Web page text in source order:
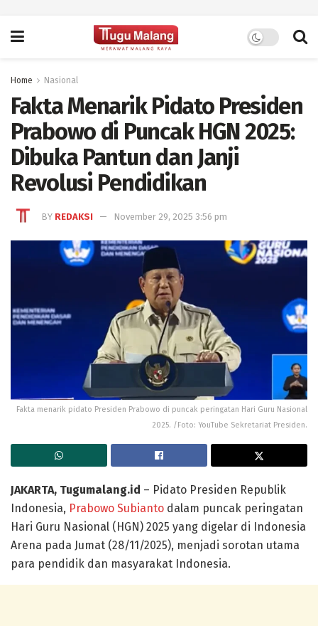
Home Nasional
Fakta Menarik Pidato Presiden
Prabowo di Puncak HGN 2025:
Dibuka Pantun dan Janji
Revolusi Pendidikan
BY REDAKSI November 29, 2025 3:56 pm
Fakta menarik pidato Presiden Prabowo di puncak peringatan Hari Guru Nasional
2025. /Foto: YouTube Sekretariat Presiden.
JAKARTA, Tugumalang.id – Pidato Presiden Republik
Indonesia, Prabowo Subianto dalam puncak peringatan
Hari Guru Nasional (HGN) 2025 yang digelar di Indonesia
Arena pada Jumat (28/11/2025), menjadi sorotan utama
para pendidik dan masyarakat Indonesia.